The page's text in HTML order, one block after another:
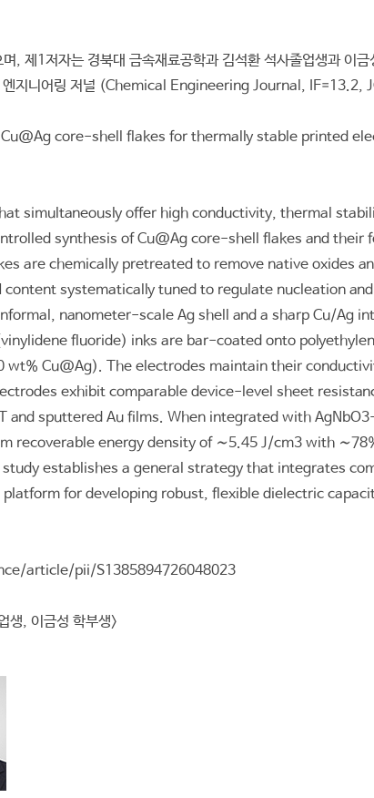
, 제1저자는 경북대 금속재료공학과 김석환 석사졸업생과 이금
엔지니어링 저널 (Chemical Engineering Journal, IF=13.2,
core-shell flakes for thermally stable printed
simultaneously offer high conductivity, thermal
synthesis of Cu@Ag core-shell flakes and
are chemically pretreated to remove native oxides
systematically tuned to regulate nucleation
nanometer-scale Ag shell and a sharp Cu/
fluoride) inks are bar-coated onto
Cu@Ag). The electrodes maintain their
exhibit comparable device-level sheet
and sputtered Au films. When integrated with
recoverable energy density of ∼5.45 J/cm3 with
establishes a general strategy that integrates
for developing robust, flexible dielectric
article/pii/S1385894726048023
생, 이금성 학부생>